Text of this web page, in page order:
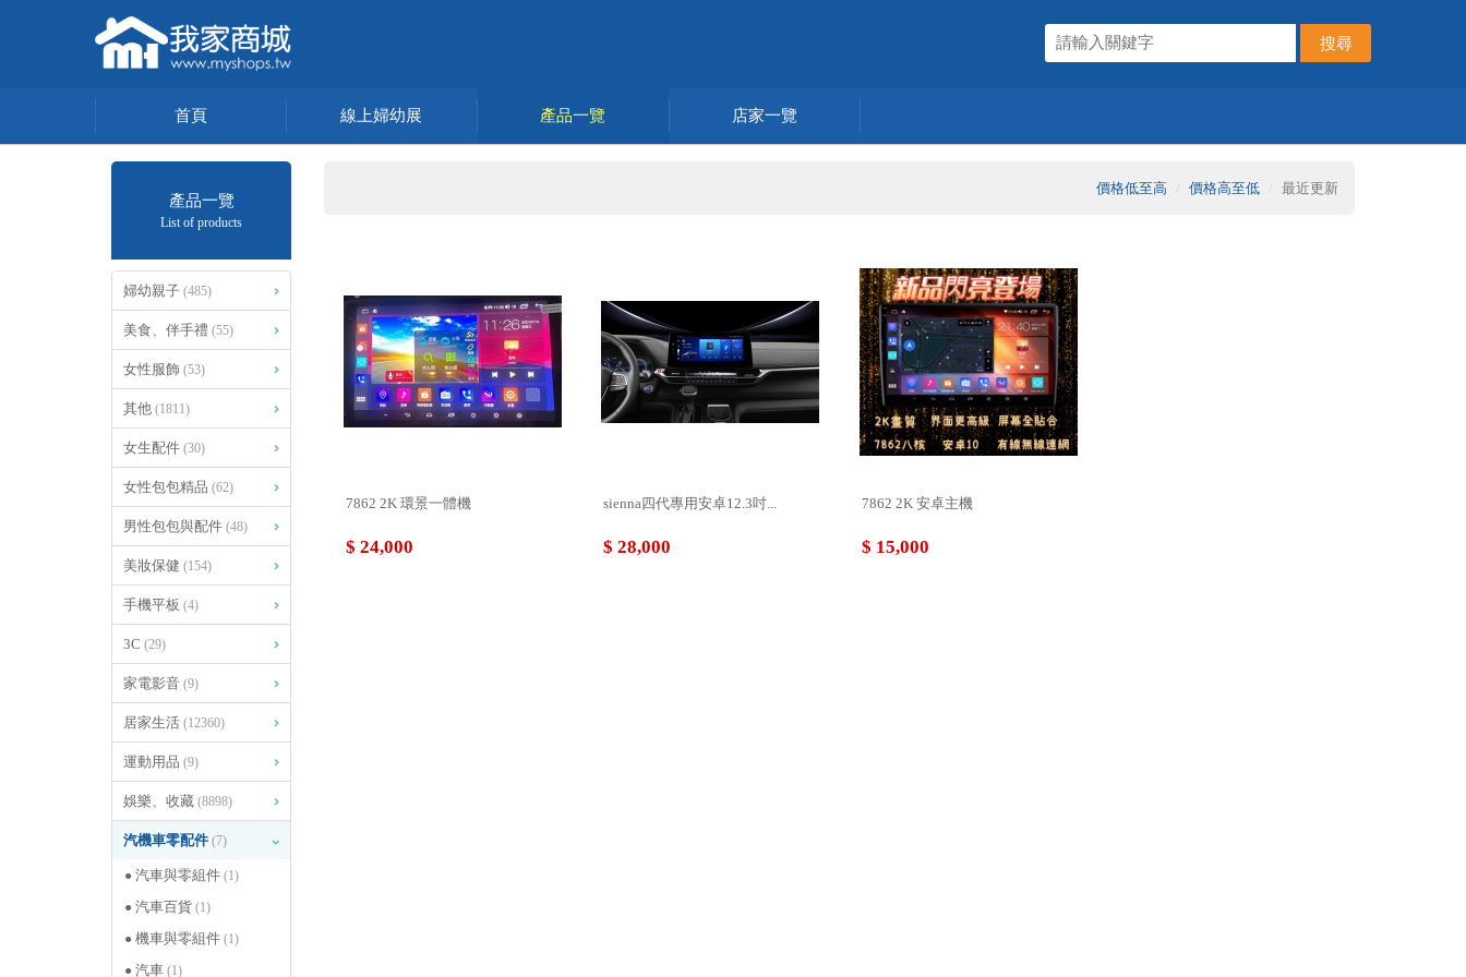
首頁 線上婦幼展 產品一覽 店家一覽
產品一覽
List of products
婦幼親子 (485)
美食、伴手禮 (55)
女性服飾 (53)
其他 (1811)
女生配件 (30)
女性包包精品 (62)
男性包包與配件 (48)
美妝保健 (154)
手機平板 (4)
3C (29)
家電影音 (9)
居家生活 (12360)
運動用品 (9)
娛樂、收藏 (8898)
汽機車零配件 (7)
汽車與零組件 (1)
汽車百貨 (1)
機車與零組件 (1)
汽車 (1)
價格低至高 價格高至低 最近更新
7862 2K 環景一體機
$ 24,000
sienna四代專用安卓12.3吋...
$ 28,000
7862 2K 安卓主機
$ 15,000